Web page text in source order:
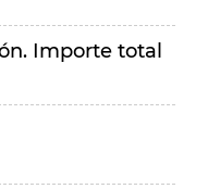
Importe total